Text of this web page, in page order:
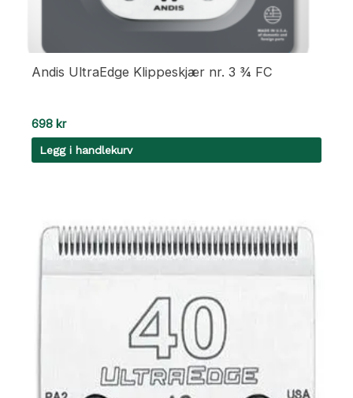
Andis UltraEdge Klippeskjær nr. 3 ¾ FC
698 kr
Legg i handlekurv